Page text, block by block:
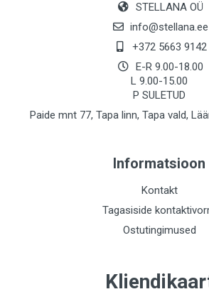
STELLANA OÜ
info@stellana.ee
+372 5663 9142
E-R 9.00-18.00
L 9.00-15.00
P SULETUD
Paide mnt 77, Tapa linn, Tapa vald,
Informatsioon
Kontakt
Tagasiside
Ostutingimused